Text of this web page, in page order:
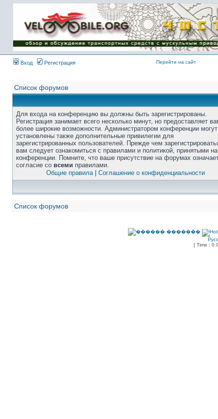
Вход Регистрация Перейти на сайт
Список форумов
Для входа на конференцию вы должны быть зарегистрированы.
Регистрация занимает всего несколько минут, но предоставляет
более широкие возможности. Администратором конференции
установлены также дополнительные привилегии для
зарегистрированных пользователей. Прежде чем
вам следует ознакомиться с правилами и политикой, принятыми на
конференции. Помните, что ваше присутствие на форумах
согласие со всеми правилами.
Общие правила| Соглашение о конфиденциальности
Список форумов
[ Time :